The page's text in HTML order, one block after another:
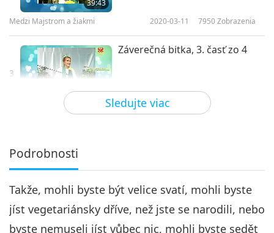
Sledujte viac
39:43
Medzi Majstrom a žiakmi 2020-03-11 7950Zobrazenia
3
Záverečná bitka, 3. časť zo 4
Medzi Majstrom a žiakmi 2020-03-12 7976
4
40:04
Medzi Majstrom a žiakmi 2020-03-13 8153 Zobrazenia
Podrobnosti
Takže, mohli byste být velice svatí, mohli byste
jíst vegetariánsky dříve, než jste se narodili, nebo
byste nemuseli jíst vůbec nic, mohli byste sedět